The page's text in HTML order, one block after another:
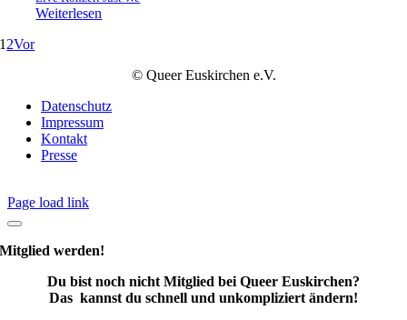
Weiterlesen
1 2Vor
© Queer Euskirchen e.V.
Datenschutz
Impressum
Kontakt
Presse
Page load link
Mitglied werden!
Du bist noch nicht Mitglied bei Queer Euskirchen?
Das kannst du schnell und unkompliziert ändern!